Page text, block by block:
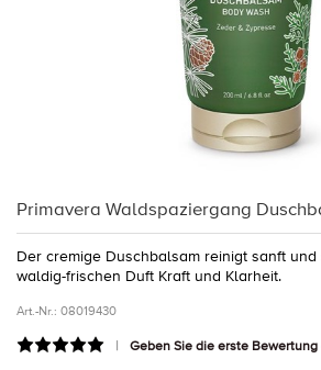
Primavera Waldspaziergang
Der cremige Duschbalsam reinigt sanft
waldig-frischen Duft Kraft und Klarheit.
Art.-Nr.: 08019430
Geben Sie die erste Bewertung